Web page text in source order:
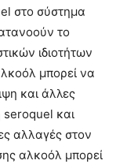
στο σύστημα
το
ιδιοτήτων
μπορεί να
και άλλες
seroquel και
αλλαγές στον
αλκοόλ μπορεί